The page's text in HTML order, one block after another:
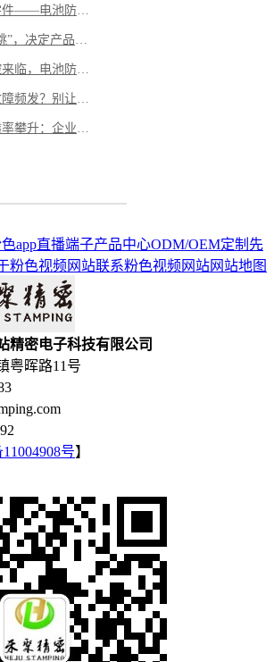
app直播端子产品中心ODM/OEM定制 先
粉色视频网站联系粉色视频网站网站地图
精密电子科技有限公司
粤晖路11号
号】